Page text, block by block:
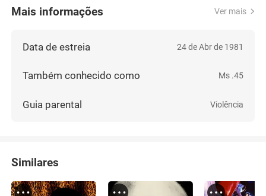
Mais informações Ver mais
Data de estreia 24 de Abr de 1981
Também conhecido como Ms .45
Guia parental Violência
Similares